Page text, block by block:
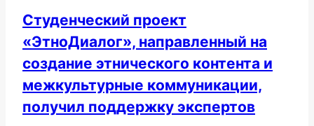
Студенческий проект
«ЭтноДиалог», направленный на
создание этнического контента и
межкультурные коммуникации,
получил поддержку экспертов